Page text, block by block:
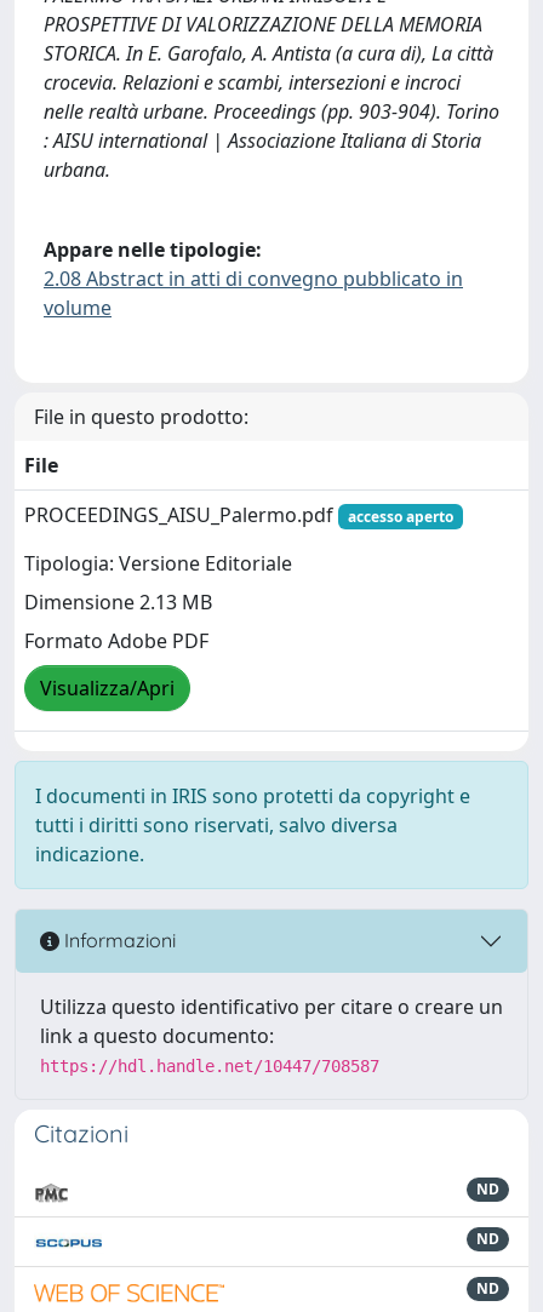
PROSPETTIVE DI VALORIZZAZIONE DELLA MEMORIA
STORICA. In E. Garofalo, A. Antista (a cura di), La città
crocevia. Relazioni e scambi, intersezioni e incroci
nelle realtà urbane. Proceedings (pp. 903-904). Torino
: AISU international | Associazione Italiana di Storia
urbana.
Appare nelle tipologie:
2.08 Abstract in atti di convegno pubblicato in
volume
File in questo prodotto:
File
PROCEEDINGS_AISU_Palermo.pdf
accesso aperto
Tipologia: Versione Editoriale
Dimensione 2.13 MB
Formato Adobe PDF
Visualizza/Apri
I documenti in IRIS sono protetti da copyright e
tutti i diritti sono riservati, salvo diversa
indicazione.
Informazioni
Utilizza questo identificativo per citare o creare un
link a questo documento:
https://hdl.handle.net/10447/708587
Citazioni
ND
ND
ND